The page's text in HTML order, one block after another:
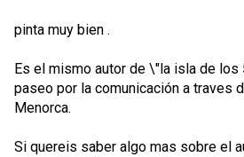
pinta muy bien .
Es el mismo autor de \"la isla de
paseo por la comunicación a traves
Menorca.
Si quereis saber algo mas sobre el